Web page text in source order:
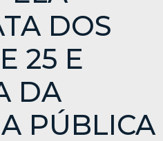
DOS
25 E
DA
PÚBLICA